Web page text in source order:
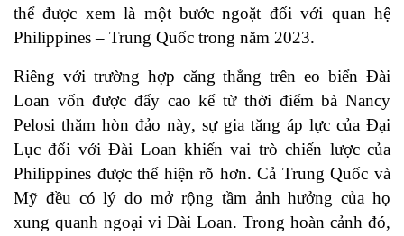
thể được xem là một bước ngoặt đối với quan hệ
Philippines – Trung Quốc trong năm 2023.
Riêng với trường hợp căng thẳng trên eo biển Đài
Loan vốn được đẩy cao kể từ thời điểm bà Nancy
Pelosi thăm hòn đảo này, sự gia tăng áp lực của Đại
Lục đối với Đài Loan khiến vai trò chiến lược của
Philippines được thể hiện rõ hơn. Cả Trung Quốc và
Mỹ đều có lý do mở rộng tầm ảnh hưởng của họ
xung quanh ngoại vi Đài Loan. Trong hoàn cảnh đó,